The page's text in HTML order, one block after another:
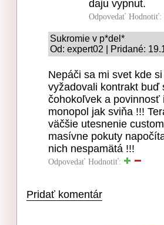
daju vypnut.
Odpovedať Hodnotiť:
Sukromie v p*del*
Od: expert02 | Pridané:
Nepáči sa mi svet kde
vyžadovali kontrakt buď
čohokoľvek a povinnosť
monopol jak sviňa !!!
väčšie utesnenie
masívne pokuty
nich nespamätá !!!
Odpovedať Hodnotiť:
Pridať komentár